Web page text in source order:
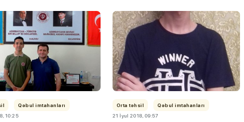
Qəbul imtahanları
10:25
Orta təhsil
Qəbul imtahanları
21 İyul 2018, 09:57
MİQ,
və qəbul
"Həftənin təhsil icmalı": Qəbul
marafonu başa çatdı,
müəllimlərin nəticələri dəyişdi...